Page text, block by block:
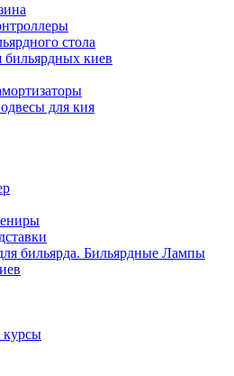
стола
киев
для кия
бильярда. Бильярдные Лампы